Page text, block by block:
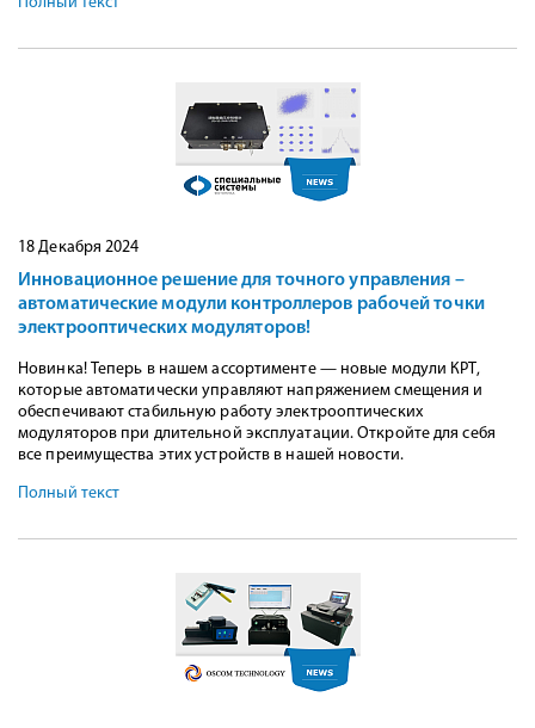
18 Декабря 2024
Инновационное решение для точного управления –
автоматические модули контроллеров рабочей точки
электрооптических модуляторов!
Новинка! Теперь в нашем ассортименте — новые модули КРТ,
которые автоматически управляют напряжением смещения и
обеспечивают стабильную работу электрооптических
модуляторов при длительной эксплуатации. Откройте для себя
все преимущества этих устройств в нашей новости.
Полный текст